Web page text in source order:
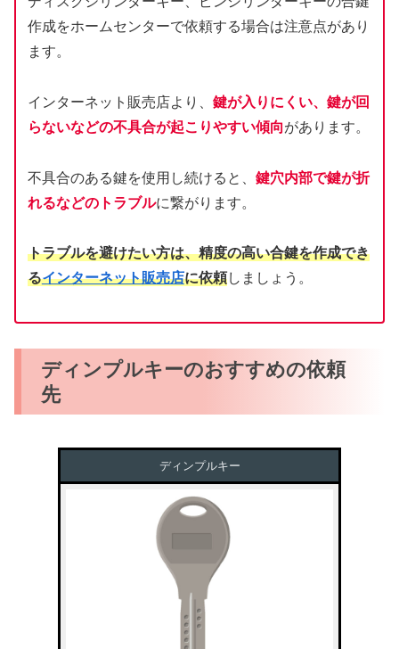
作成をホームセンターで依頼する場合は注意点があり
ます。
インターネット販売店より、 鍵が入りにくい、鍵が回
らないなどの不具合が起こりやすい傾向があります。
不具合のある鍵を使用し続けると、 鍵穴内部で鍵が折
れるなどのトラブルに繋がります。
トラブルを避けたい方は、精度の高い合鍵を作成でき
るインターネット販売店に依頼しましょう。
ディンプルキーのおすすめの依頼
先
ディンプルキー